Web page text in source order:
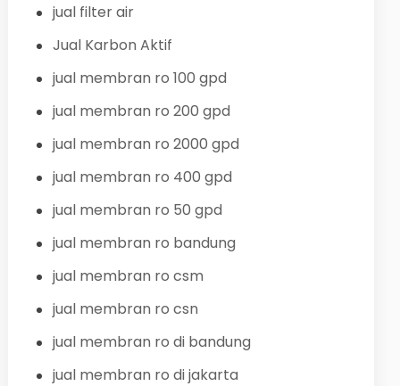
jual filter air
Jual Karbon Aktif
jual membran ro 100 gpd
jual membran ro 200 gpd
jual membran ro 2000 gpd
jual membran ro 400 gpd
jual membran ro 50 gpd
jual membran ro bandung
jual membran ro csm
jual membran ro csn
jual membran ro di bandung
jual membran ro di jakarta